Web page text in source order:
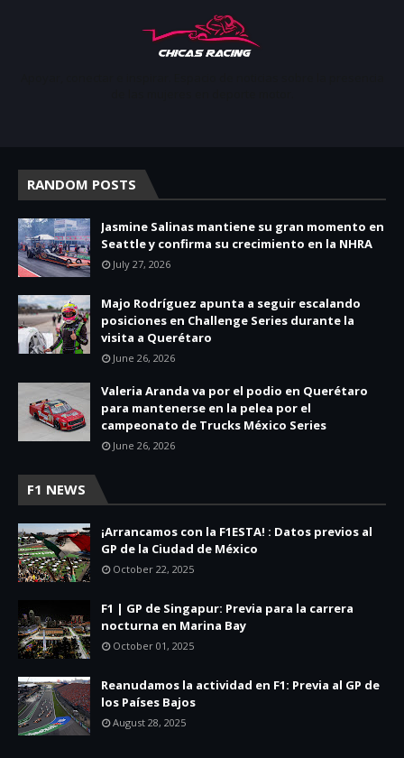
RANDOM POSTS
Jasmine Salinas mantiene su gran momento en
Seattle y confirma su crecimiento en la NHRA
July 27, 2026
Majo Rodríguez apunta a seguir escalando
posiciones en Challenge Series durante la
visita a Querétaro
June 26, 2026
Valeria Aranda va por el podio en Querétaro
para mantenerse en la pelea por el
campeonato de Trucks México Series
June 26, 2026
F1 NEWS
¡Arrancamos con la F1ESTA! : Datos previos al
GP de la Ciudad de México
October 22, 2025
F1 | GP de Singapur: Previa para la carrera
nocturna en Marina Bay
October 01, 2025
Reanudamos la actividad en F1: Previa al GP de
los Países Bajos
August 28, 2025